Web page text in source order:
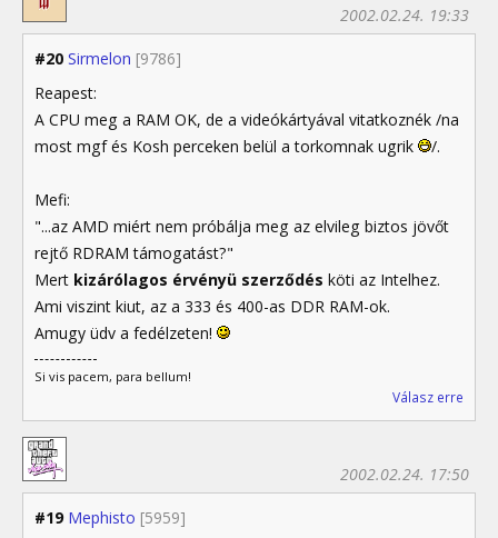
#20 Sirmelon [9786]
2002.02.24. 19:33
Reapest:
A CPU meg a RAM OK, de a videókártyával vitatkoznék /na
most mgf és Kosh perceken belül a torkomnak ugrik
/.
Mefi:
"...az AMD miért nem próbálja meg az elvileg biztos jövőt
rejtő RDRAM támogatást?"
Mert kizárólagos érvényü szerződés köti az Intelhez.
Ami viszint kiut, az a 333 és 400-as DDR RAM-ok.
Amugy üdv a fedélzeten!
Si vis pacem, para bellum!
Válasz erre
#19 Mephisto [5959]
2002.02.24. 17:50